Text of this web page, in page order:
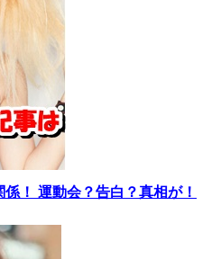
！ 運動会？告白？真相が！